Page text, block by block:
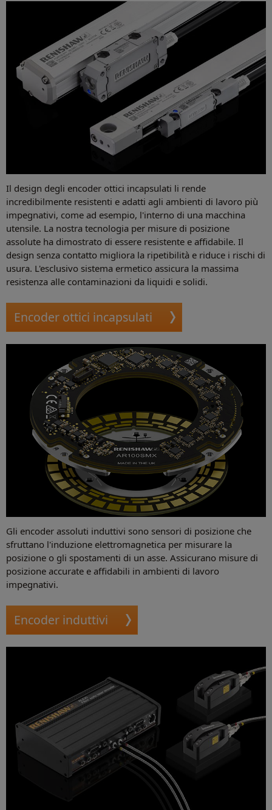
Il design degli encoder ottici incapsulati li rende
incredibilmente resistenti e adatti agli ambienti di lavoro più
impegnativi, come ad esempio, l'interno di una macchina
utensile. La nostra tecnologia per misure di posizione
assolute ha dimostrato di essere resistente e affidabile. Il
design senza contatto migliora la ripetibilità e riduce i rischi di
usura. L'esclusivo sistema ermetico assicura la massima
resistenza alle contaminazioni da liquidi e solidi.
Encoder ottici incapsulati
Gli encoder assoluti induttivi sono sensori di posizione che
sfruttano l'induzione elettromagnetica per misurare la
posizione o gli spostamenti di un asse. Assicurano misure di
posizione accurate e affidabili in ambienti di lavoro
impegnativi.
Encoder induttivi